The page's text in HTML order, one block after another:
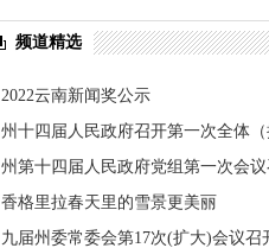
频道精选
2022云南新闻奖公示
州十四届人民政府召开第一次全体
州第十四届人民政府党组第一次会
香格里拉春天里的雪景更美丽
九届州委常委会第17次(扩大)会议召